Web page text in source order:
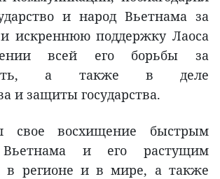
и народ Вьетнама за
искреннюю поддержку Лаоса
всей его борьбы за
а также в деле
и защиты государства.
свое восхищение быстрым
Вьетнама и его растущим
в регионе и в мире, а также